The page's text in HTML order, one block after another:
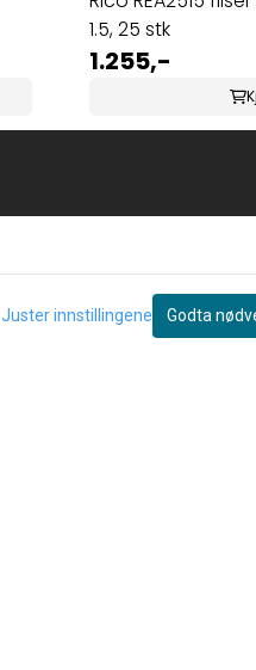
1.5, 25 stk
1.255,-
Juster innstillingene Godta